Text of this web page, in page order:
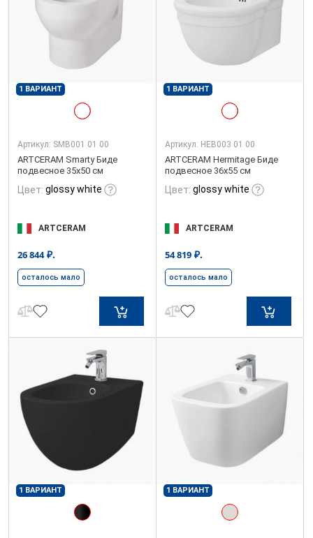
1 ВАРИАНТ
Артикул: SMB001 01 00
ARTCERAM Smarty Биде
подвесное 35х50 см
Цвет: glossy white
ARTCERAM
26 844₽.
осталось мало
1 ВАРИАНТ
Артикул: HEB003 01 00
ARTCERAM Hermitage Биде
подвесное 36х55 см
Цвет: glossy white
ARTCERAM
54 819 ₽.
осталось мало
1 ВАРИАНТ 1 ВАРИАНТ